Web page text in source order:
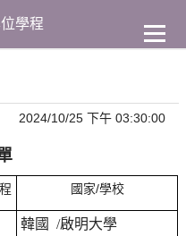
學程
2024/10/25 下午 03:30:00
國家/學校
韓國 /啟明大學